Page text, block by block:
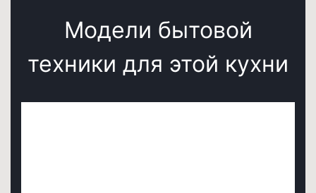
Модели бытовой
техники для этой кухни